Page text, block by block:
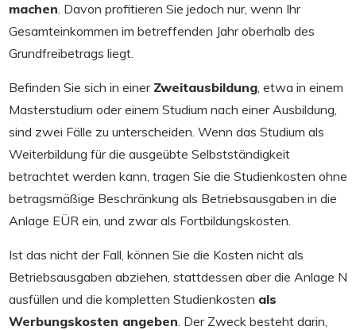
machen. Davon profitieren Sie jedoch nur, wenn Ihr
Gesamteinkommen im betreffenden Jahr oberhalb des
Grundfreibetrags liegt.
Befinden Sie sich in einer Zweitausbildung, etwa in einem
Masterstudium oder einem Studium nach einer Ausbildung,
sind zwei Fälle zu unterscheiden. Wenn das Studium als
Weiterbildung für die ausgeübte Selbstständigkeit
betrachtet werden kann, tragen Sie die Studienkosten ohne
betragsmäßige Beschränkung als Betriebsausgaben in die
Anlage EÜR ein, und zwar als Fortbildungskosten.
Ist das nicht der Fall, können Sie die Kosten nicht als
Betriebsausgaben abziehen, stattdessen aber die Anlage N
ausfüllen und die kompletten Studienkosten als
Werbungskosten angeben. Der Zweck besteht darin,